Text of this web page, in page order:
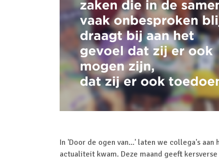
In 'Door de ogen van...' laten we collega's
actualiteit kwam. Deze maand geeft